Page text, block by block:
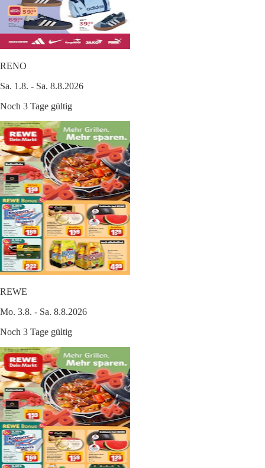
RENO
Sa. 1.8. - Sa. 8.8.2026
Noch 3 Tage gültig
REWE
Mo. 3.8. - Sa. 8.8.2026
Noch 3 Tage gültig